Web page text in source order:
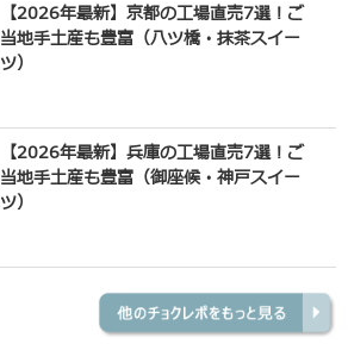
【2026年最新】京都の工場直売7選！ご
当地手土産も豊富（八ツ橋・抹茶スイー
ツ）
【2026年最新】兵庫の工場直売7選！ご
当地手土産も豊富（御座候・神戸スイー
ツ）